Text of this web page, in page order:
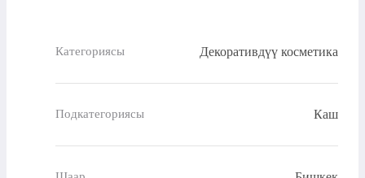
Категориясы Декоративдүү косметика
Подкатегориясы Каш